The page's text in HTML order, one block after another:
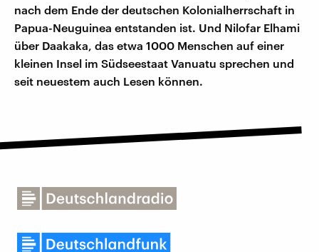
nach dem Ende der deutschen Kolonialherrschaft in
Papua-Neuguinea entstanden ist. Und Nilofar Elhami
über Daakaka, das etwa 1000 Menschen auf einer
kleinen Insel im Südseestaat Vanuatu sprechen und
seit neuestem auch Lesen können.